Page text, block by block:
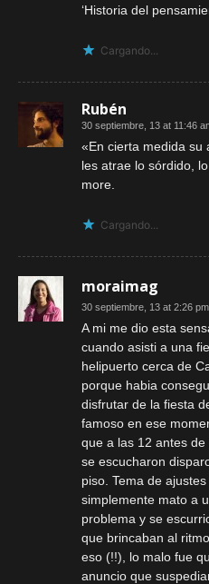
‘Historia del
Cargando...
Rubén
30 septiembre, 13 at 11:46
«En cierta medida su
les atrae lo sórdido,
more.
Cargando...
moraimag
30 septiembre, 13 at 2:26 pm
A mi me dio esta
cuando asisti a una
helipuerto cerca de
porque habia
disfrutar de la fiesta
famoso en ese
que a las 12 antes
se escucharon
piso. Tema de
simplemente mato a
problema y se
que brincaban al
eso (!!), lo malo fue
anuncio que